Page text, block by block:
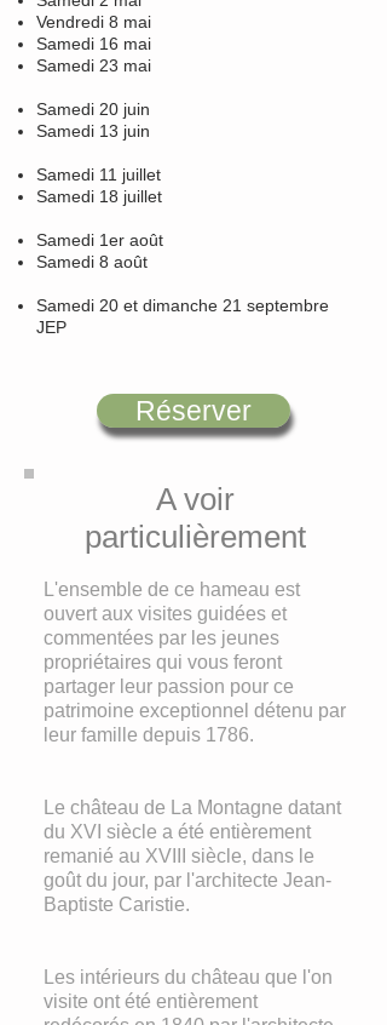
Vendredi 8 mai
Samedi 16 mai
Samedi 23 mai
Samedi 20 juin
Samedi 13 juin
Samedi 11 juillet
Samedi 18 juillet
Samedi 1er août
Samedi 8 août
Samedi 20 et dimanche 21 septembre
JEP
Réserver
A voir
particulièrement
L'ensemble de ce hameau est
ouvert aux visites guidées et
commentées par les jeunes
propriétaires qui vous feront
partager leur passion pour ce
patrimoine exceptionnel détenu par
leur famille depuis 1786.
Le château de La Montagne datant
du XVI siècle a été entièrement
remanié au XVIII siècle, dans le
goût du jour, par l'architecte Jean-
Baptiste Caristie.
Les intérieurs du château que l'on
visite ont été entièrement